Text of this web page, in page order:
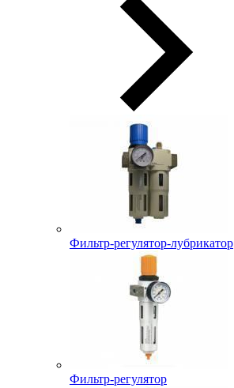
Фильтр-регулятор-лубрикатор
Фильтр-регулятор